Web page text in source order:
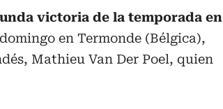
victoria de la temporada en
en Termonde (Bélgica),
Mathieu Van Der Poel, quien